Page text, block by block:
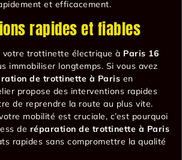
et efficacement.
rapides et fiables
votre trottinette électrique à Paris 16
immobiliser longtemps. Si vous avez
de trottinette à Paris en
propose des interventions rapides
de reprendre la route au plus vite.
mobilité est cruciale, c’est pourquoi
de réparation de trottinette à Paris
rapides sans compromettre la qualité